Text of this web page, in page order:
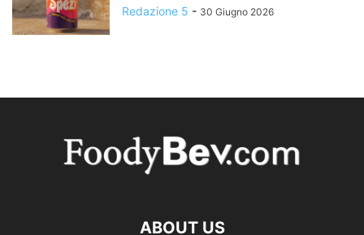
Redazione 5 - 30 Giugno 2026
ABOUT US